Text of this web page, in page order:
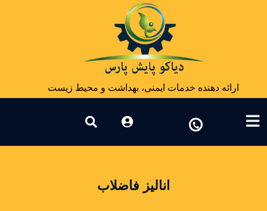
ارائه دهنده خدمات ایمنی، بهداشت و محیط زیست
انالیز فاضلاب